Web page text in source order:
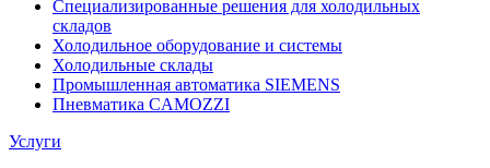
Специализированные решения для холодильных
складов
Холодильное оборудование и системы
Холодильные склады
Промышленная автоматика SIEMENS
Пневматика CAMOZZI
Услуги